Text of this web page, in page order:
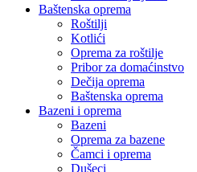
Baštenska oprema
Roštilji
Kotlići
Oprema za roštilje
Pribor za domaćinstvo
Dečija oprema
Baštenska oprema
Bazeni i oprema
Bazeni
Oprema za bazene
Čamci i oprema
Dušeci